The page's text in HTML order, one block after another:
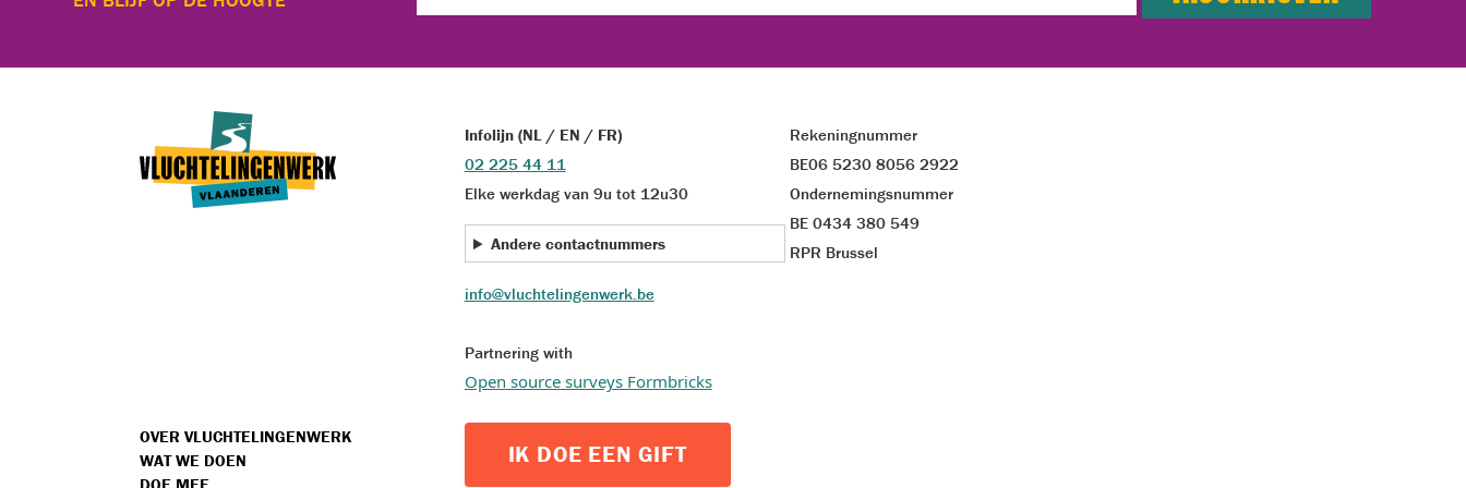
Infolijn (NL / EN / FR)
02 225 44 11
Elke werkdag van 9u tot 12u30
Andere contactnummers
info@vluchtelingenwerk.be
Partnering with
Open source surveys Formbricks
Rekeningnummer
BE06 5230 8056 2922
Ondernemingsnummer
BE 0434 380 549
RPR Brussel
VOET
OVER VLUCHTELINGENWERK
WAT WE DOEN
IK DOE EEN GIFT